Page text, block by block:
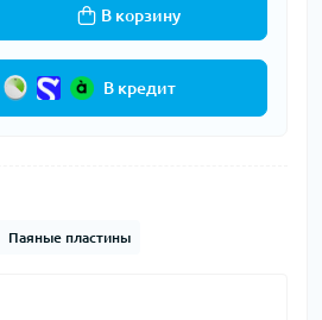
В корзину
В кредит
Паяные пластины